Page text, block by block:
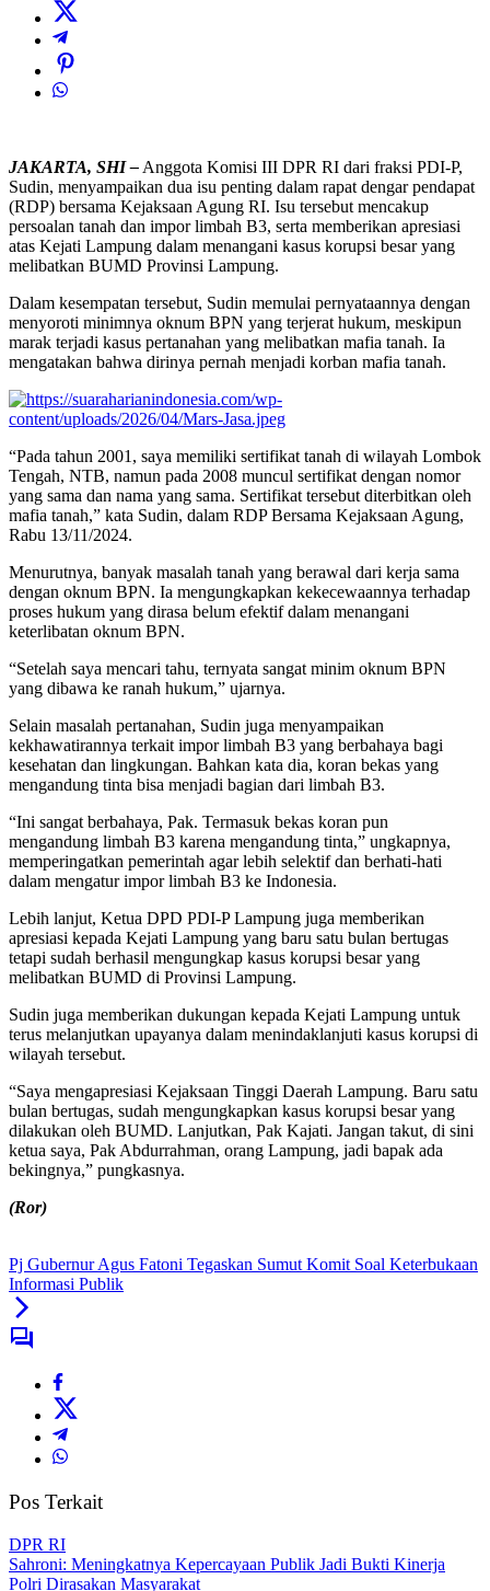
JAKARTA, SHI – Anggota Komisi III DPR RI dari fraksi PDI-P,
Sudin, menyampaikan dua isu penting dalam rapat dengar pendapat
(RDP) bersama Kejaksaan Agung RI. Isu tersebut mencakup
persoalan tanah dan impor limbah B3, serta memberikan apresiasi
atas Kejati Lampung dalam menangani kasus korupsi besar yang
melibatkan BUMD Provinsi Lampung.
Dalam kesempatan tersebut, Sudin memulai pernyataannya dengan
menyoroti minimnya oknum BPN yang terjerat hukum, meskipun
marak terjadi kasus pertanahan yang melibatkan mafia tanah. Ia
mengatakan bahwa dirinya pernah menjadi korban mafia tanah.
“Pada tahun 2001, saya memiliki sertifikat tanah di wilayah Lombok
Tengah, NTB, namun pada 2008 muncul sertifikat dengan nomor
yang sama dan nama yang sama. Sertifikat tersebut diterbitkan oleh
mafia tanah,” kata Sudin, dalam RDP Bersama Kejaksaan Agung,
Rabu 13/11/2024.
Menurutnya, banyak masalah tanah yang berawal dari kerja sama
dengan oknum BPN. Ia mengungkapkan kekecewaannya terhadap
proses hukum yang dirasa belum efektif dalam menangani
keterlibatan oknum BPN.
“Setelah saya mencari tahu, ternyata sangat minim oknum BPN
yang dibawa ke ranah hukum,” ujarnya.
Selain masalah pertanahan, Sudin juga menyampaikan
kekhawatirannya terkait impor limbah B3 yang berbahaya bagi
kesehatan dan lingkungan. Bahkan kata dia, koran bekas yang
mengandung tinta bisa menjadi bagian dari limbah B3.
“Ini sangat berbahaya, Pak. Termasuk bekas koran pun
mengandung limbah B3 karena mengandung tinta,” ungkapnya,
memperingatkan pemerintah agar lebih selektif dan berhati-hati
dalam mengatur impor limbah B3 ke Indonesia.
Lebih lanjut, Ketua DPD PDI-P Lampung juga memberikan
apresiasi kepada Kejati Lampung yang baru satu bulan bertugas
tetapi sudah berhasil mengungkap kasus korupsi besar yang
melibatkan BUMD di Provinsi Lampung.
Sudin juga memberikan dukungan kepada Kejati Lampung untuk
terus melanjutkan upayanya dalam menindaklanjuti kasus korupsi di
wilayah tersebut.
“Saya mengapresiasi Kejaksaan Tinggi Daerah Lampung. Baru satu
bulan bertugas, sudah mengungkapkan kasus korupsi besar yang
dilakukan oleh BUMD. Lanjutkan, Pak Kajati. Jangan takut, di sini
ketua saya, Pak Abdurrahman, orang Lampung, jadi bapak ada
bekingnya,” pungkasnya.
(Ror)
Pj Gubernur Agus Fatoni Tegaskan Sumut Komit Soal Keterbukaan
Informasi Publik
Pos Terkait
DPR RI
Sahroni: Meningkatnya Kepercayaan Publik Jadi Bukti Kinerja
Polri Dirasakan Masyarakat